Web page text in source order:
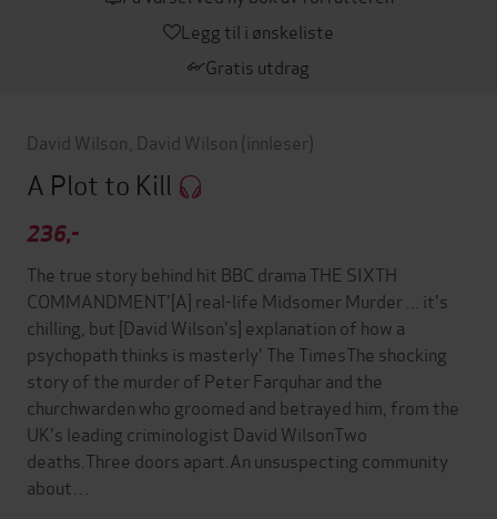
Legg til i ønskeliste
Gratis utdrag
David Wilson David Wilson (innleser)
A Plot to Kill
236,-
The true story behind hit BBC drama THE SIXTH
COMMANDMENT'[A] real-life Midsomer Murder ... it's
chilling, but [David Wilson's] explanation of how a
psychopath thinks is masterly' The TimesThe shocking
story of the murder of Peter Farquhar and the
churchwarden who groomed and betrayed him, from the
UK's leading criminologist David WilsonTwo
deaths.Three doors apart.An unsuspecting community
about…